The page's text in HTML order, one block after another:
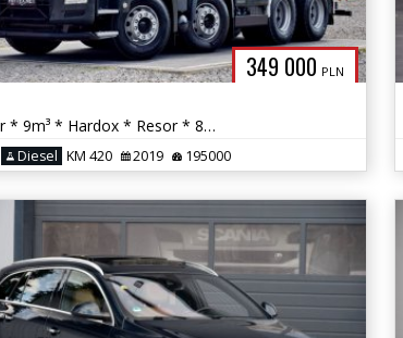
349 000 PLN
Stetter * 9m³ * Hardox * Resor * 8x4 * Automat * Nowe Opony * Kamera *
Diesel KM 420 2019 195000